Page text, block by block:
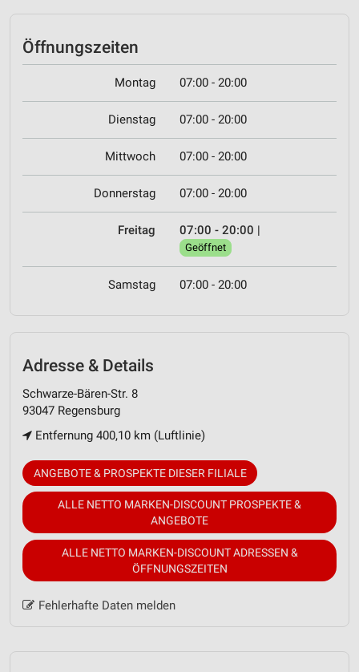
Öffnungszeiten
Montag 07:00 - 20:00
Dienstag 07:00 - 20:00
Mittwoch 07:00 - 20:00
Donnerstag 07:00 - 20:00
Freitag 07:00 - 20:00 |
Geöffnet
Samstag 07:00 - 20:00
Adresse & Details
Schwarze-Bären-Str. 8
93047 Regensburg
Entfernung 400,10 km (Luftlinie)
ANGEBOTE & PROSPEKTE DIESER FILIALE
ALLE NETTO MARKEN-DISCOUNT PROSPEKTE &
ANGEBOTE
ALLE NETTO MARKEN-DISCOUNT ADRESSEN &
ÖFFNUNGSZEITEN
Fehlerhafte Daten melden